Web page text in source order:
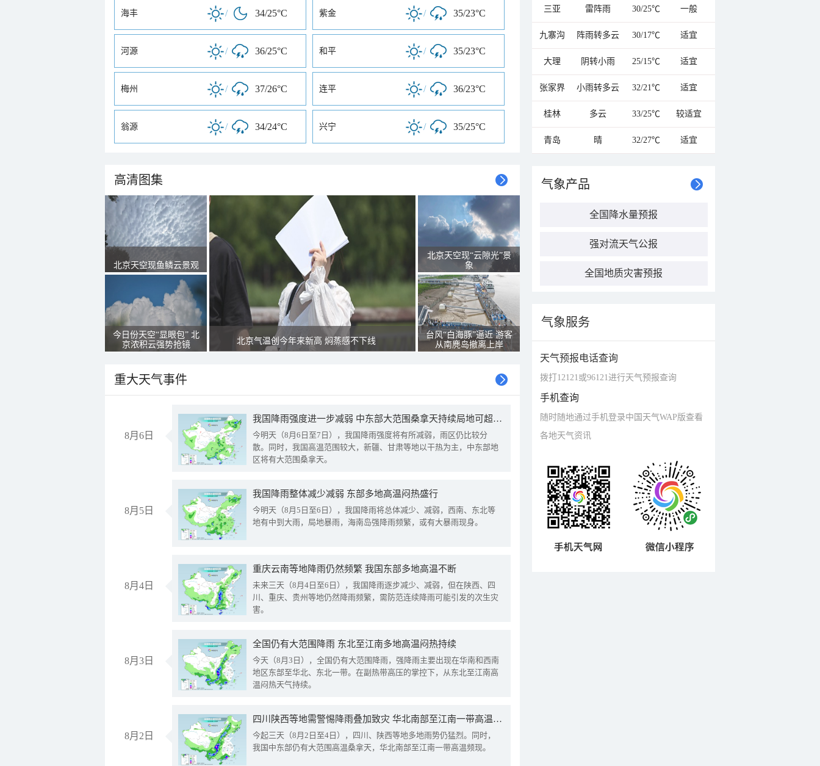
海丰 / 34/25°C 紫金 / 35/23°C
河源 / 36/25°C 和平 / 35/23°C
梅州 / 37/26°C 连平 / 36/23°C
翁源 / 34/24°C 兴宁 / 35/25°C
高清图集
北京天空现鱼鳞云景观
今日份天空“显眼包” 北
京浓积云强势抢镜
北京气温创今年来新高 焖蒸感不下线
北京天空现“云隙光”景
象
台风“白海豚”逼近 游客
从南麂岛撤离上岸
重大天气事件
8月6日
我国降雨强度进一步减弱 中东部大范围桑拿天持续局地可超38℃
今明天（8月6日至7日），我国降雨强度将有所减弱，雨区仍比较分
散。同时，我国高温范围较大，新疆、甘肃等地以干热为主，中东部地
区将有大范围桑拿天。
8月5日
我国降雨整体减少减弱 东部多地高温闷热盛行
今明天（8月5日至6日），我国降雨将总体减少、减弱，西南、东北等
地有中到大雨，局地暴雨，海南岛强降雨频繁，或有大暴雨现身。
8月4日
重庆云南等地降雨仍然频繁 我国东部多地高温不断
未来三天（8月4日至6日），我国降雨逐步减少、减弱，但在陕西、四
川、重庆、贵州等地仍然降雨频繁，需防范连续降雨可能引发的次生灾
害。
8月3日
全国仍有大范围降雨 东北至江南多地高温闷热持续
今天（8月3日），全国仍有大范围降雨，强降雨主要出现在华南和西南
地区东部至华北、东北一带。在副热带高压的掌控下，从东北至江南高
温闷热天气持续。
8月2日
四川陕西等地需警惕降雨叠加致灾 华北南部至江南一带高温频现
今起三天（8月2日至4日），四川、陕西等地多地雨势仍猛烈。同时，
我国中东部仍有大范围高温桑拿天，华北南部至江南一带高温频现。
三亚 雷阵雨 30/25℃ 一般
九寨沟 阵雨转多云 30/17℃ 适宜
大理 阴转小雨 25/15℃ 适宜
张家界 小雨转多云 32/21℃ 适宜
桂林 多云 33/25℃ 较适宜
青岛 晴 32/27℃ 适宜
气象产品
全国降水量预报
强对流天气公报
全国地质灾害预报
气象服务
天气预报电话查询
拨打12121或96121进行天气预报查询
手机查询
随时随地通过手机登录中国天气WAP版查看
各地天气资讯